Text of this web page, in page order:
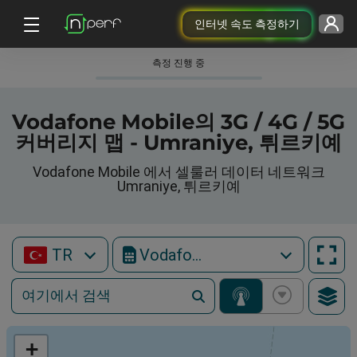
인터넷 속도 측정하기
측정 진행 중
Vodafone Mobile의 3G / 4G / 5G
커버리지 맵 - Umraniye, 튀르키예
Vodafone Mobile 에서 셀룰러 데이터 네트워크
Umraniye, 튀르키예
TR Vodafone Mobile
+